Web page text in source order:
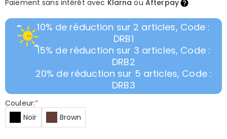
Paiement sans intérêt avec Klarna ou Afterpay
10% de réduction sur 2 articles, Code :
DRB1
15% de réduction sur 3 articles, Code :
DRB2
20% de réduction sur 5 articles, Code :
DRB3
Couleur:*
Noir
Brown